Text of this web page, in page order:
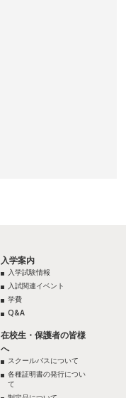
入学案内
入学試験情報
入試関連イベント
学費
Q&A
在校生・保護者の皆様
へ
スクールバスについて
各種証明書の発行につい
て